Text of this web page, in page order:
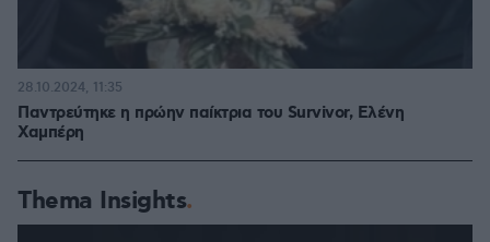
Παντρεύτηκε η πρώην παίκτρια του Survivor, Ελένη
Χαμπέρη
28.10.2024, 11:35
Thema Insights